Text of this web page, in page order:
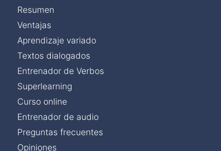
Resumen
Ventajas
Aprendizaje variado
Textos dialogados
Entrenador de Verbos
Superlearning
Curso online
Entrenador de audio
Preguntas frecuentes
Opiniones